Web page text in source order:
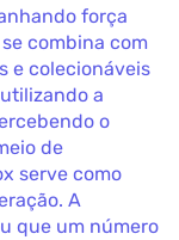
força
combina com
e colecionáveis
a
o
de
serve como
A
que um número